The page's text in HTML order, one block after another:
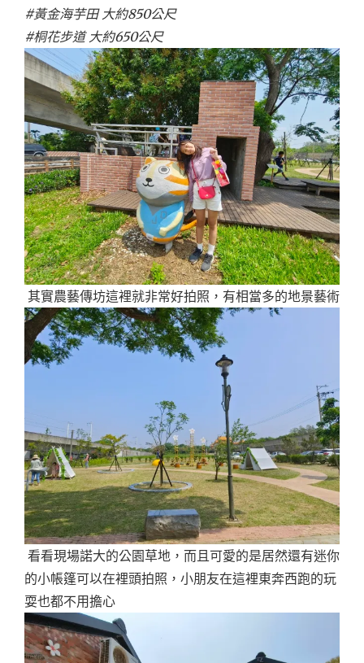
#黃金海芋田 大約850公尺
#桐花步道 大約650公尺
其實農藝傳坊這裡就非常好拍照，有相當多的地景藝術
看看現場諾大的公園草地，而且可愛的是居然還有迷你
的小帳篷可以在裡頭拍照，小朋友在這裡東奔西跑的玩
耍也都不用擔心